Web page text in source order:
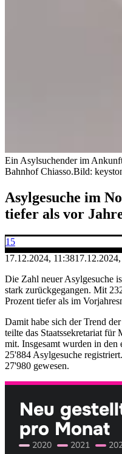
Ein Asylsuchender im
Bahnhof Chiasso.Bild:
Asylgesuche im
tiefer als vor
15
17.12.2024, 11:38
Die Zahl neuer Asylgesuche
stark zurückgegangen. Mit
Prozent tiefer als im
Damit habe sich der Trend
teilte das Staatssekretariat
mit. Insgesamt wurden in den
25'884 Asylgesuche
27'980 gewesen.